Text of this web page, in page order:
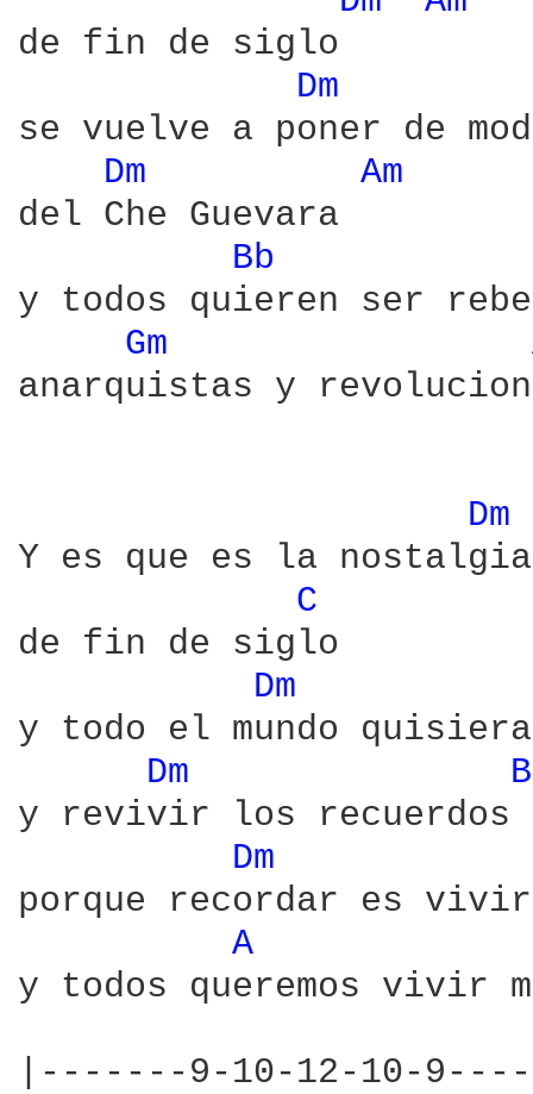
de fin de siglo
Dm
se vuelve a poner de
Dm
Am
del Che Guevara
Bb
y todos quieren ser
Gm
anarquistas y
Dm
Y es que es la nostalgia
C
de fin de siglo
Dm
y todo el mundo
Dm
y revivir los recuerdos
Dm
porque recordar es vivir
A
y todos queremos vivir
|-------9-10-12-10-